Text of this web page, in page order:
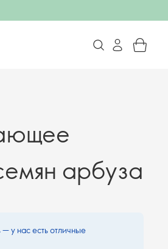
арбуза
у нас есть отличные